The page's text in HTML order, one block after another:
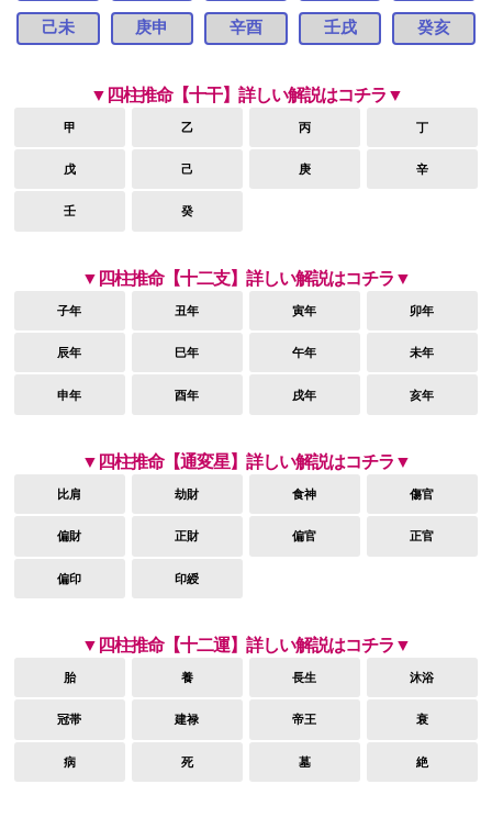
己未 庚申 辛酉 壬戌 癸亥
▼四柱推命【十干】詳しい解説はコチラ▼
甲 乙 丙 丁
戊 己 庚 辛
壬 癸
▼四柱推命【十二支】詳しい解説はコチラ▼
子年 丑年 寅年 卯年
辰年 巳年 午年 未年
申年 酉年 戌年 亥年
▼四柱推命【通変星】詳しい解説はコチラ▼
比肩 劫財 食神 傷官
偏財 正財 偏官 正官
偏印 印綬
▼四柱推命【十二運】詳しい解説はコチラ▼
胎 養 長生 沐浴
冠帯 建禄 帝王 衰
病 死 墓 絶